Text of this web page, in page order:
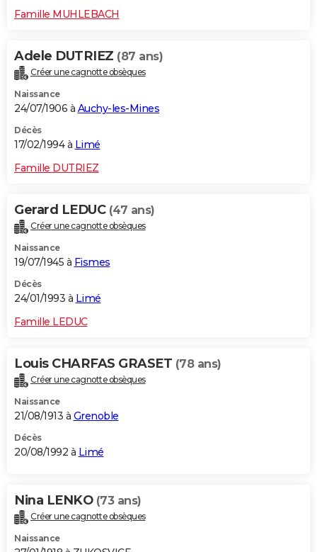
Famille MUHLEBACH
Adele DUTRIEZ (87 ans)
Créer une cagnotte obsèques
Naissance
24/07/1906 à Auchy-les-Mines
Décès
17/02/1994 à Limé
Famille DUTRIEZ
Gerard LEDUC (47 ans)
Créer une cagnotte obsèques
Naissance
19/07/1945 à Fismes
Décès
24/01/1993 à Limé
Famille LEDUC
Louis CHARFAS GRASET (78 ans)
Créer une cagnotte obsèques
Naissance
21/08/1913 à Grenoble
Décès
20/08/1992 à Limé
Nina LENKO (73 ans)
Créer une cagnotte obsèques
Naissance